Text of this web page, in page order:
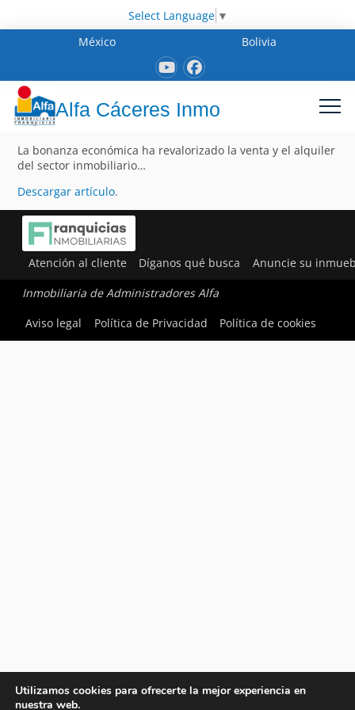
Select Language ▼
México
Bolivia
Alfa Cáceres Inmo
La bonanza económica ha revalorizado la venta y el alquiler
del sector inmobiliario…
Descargar artículo.
Atención al cliente Díganos qué busca Anuncie su
Inmobiliaria de Administradores Alfa
Aviso legal
Política de Privacidad Política de cookies
Utilizamos cookies para ofrecerte la mejor experiencia en
nuestra web.